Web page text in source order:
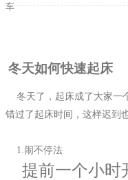
车
冬天如何快速起床
冬天了，起床成了大家一
错过了起床时间，这样迟到
1.闹不停法
提前一个小时